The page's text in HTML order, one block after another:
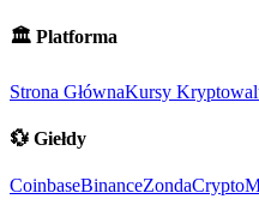
🏛️ Platforma
Strona GłównaKursy
💱 Giełdy
CoinbaseBinanceZondaCrypto